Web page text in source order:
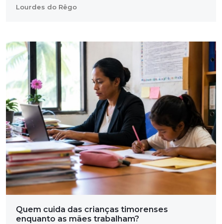
Lourdes do Rêgo
Quem cuida das crianças timorenses
enquanto as mães trabalham?